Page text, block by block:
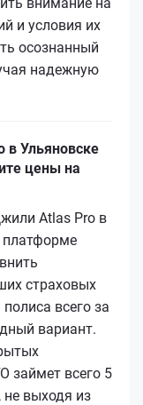
и условия их
осознанный
надежную
в Ульяновске
цены на
Atlas Pro в
платформе
страховых
всего за
вариант.
займет всего 5
не выходя из